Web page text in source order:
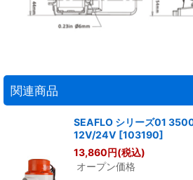
関連商品
SEAFLO シリーズ01
12V/24V [103190]
13,860円(税込)
オープン価格